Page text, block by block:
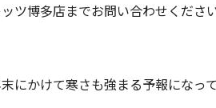
ツ博多店までお問い合わせください
にかけて寒さも強まる予報になっ